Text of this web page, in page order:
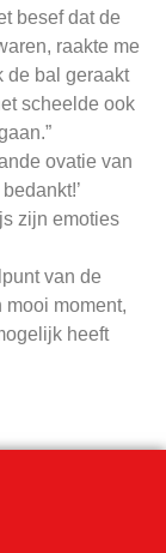
besef dat de
raakte me
de bal geraakt
scheelde ook
ovatie van
zijn emoties
van de
mooi moment,
heeft